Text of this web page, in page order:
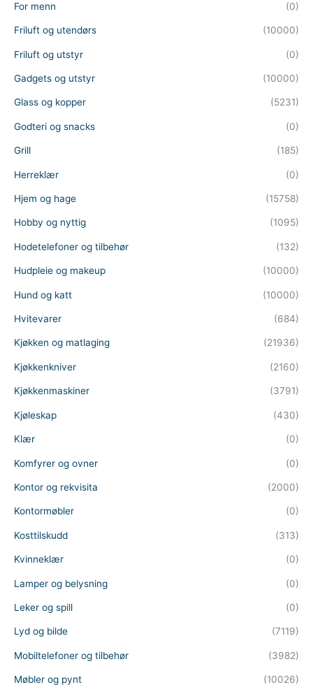
For menn (0)
Friluft og utendørs (10000)
Friluft og utstyr (0)
Gadgets og utstyr (10000)
Glass og kopper (5231)
Godteri og snacks (0)
Grill (185)
Herreklær (0)
Hjem og hage (15758)
Hobby og nyttig (1095)
Hodetelefoner og tilbehør (132)
Hudpleie og makeup (10000)
Hund og katt (10000)
Hvitevarer (684)
Kjøkken og matlaging (21936)
Kjøkkenkniver (2160)
Kjøkkenmaskiner (3791)
Kjøleskap (430)
Klær (0)
Komfyrer og ovner (0)
Kontor og rekvisita (2000)
Kontormøbler (0)
Kosttilskudd (313)
Kvinneklær (0)
Lamper og belysning (0)
Leker og spill (0)
Lyd og bilde (7119)
Mobiltelefoner og tilbehør (3982)
Møbler og pynt (10026)